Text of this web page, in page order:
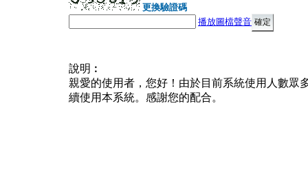
更換驗證碼
播放圖檔聲音
說明︰
親愛的使用者，您好！由於目前系統使用人數眾
續使用本系統。感謝您的配合。